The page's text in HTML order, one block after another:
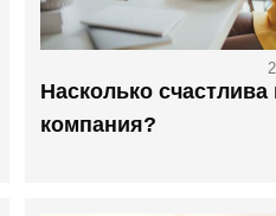
Насколько
компания?